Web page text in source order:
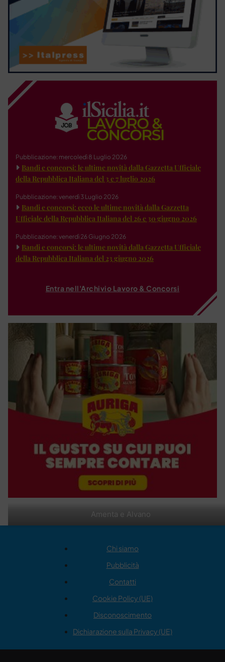
Amenta e Alvano
Pubblicazione: mercoledì 8 Luglio 2026
Bandi e concorsi: le ultime novità dalla Gazzetta Ufficiale
della Repubblica Italiana del 3 e 7 luglio 2026
Pubblicazione: venerdì 3 Luglio 2026
Bandi e concorsi: ecco le ultime novità dalla Gazzetta
Ufficiale della Repubblica Italiana del 26 e 30 giugno 2026
Pubblicazione: venerdì 26 Giugno 2026
Bandi e concorsi: le ultime novità dalla Gazzetta Ufficiale
della Repubblica Italiana del 23 giugno 2026
Entra nell'Archivio Lavoro & Concorsi
Chi siamo
Pubblicità
Contatti
Cookie Policy (UE)
Disconoscimento
Dichiarazione sulla Privacy (UE)